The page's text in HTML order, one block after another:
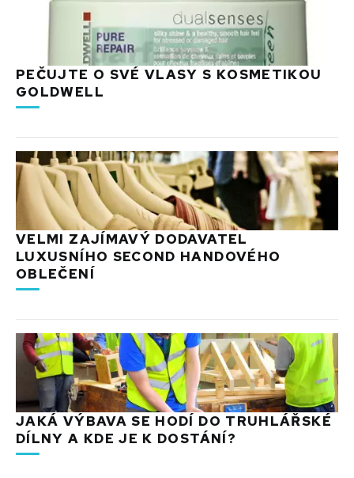
PEČUJTE O SVÉ VLASY S KOSMETIKOU
GOLDWELL
VELMI ZAJÍMAVÝ DODAVATEL
LUXUSNÍHO SECOND HANDOVÉHO
OBLEČENÍ
JAKÁ VÝBAVA SE HODÍ DO TRUHLÁŘSKÉ
DÍLNY A KDE JE K DOSTÁNÍ?